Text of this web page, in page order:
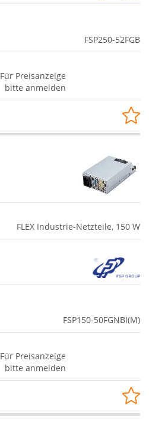
FSP250-52FGB
Für Preisanzeige
bitte anmelden
FLEX Industrie-Netzteile, 150 W
FSP150-50FGNBI(M)
Für Preisanzeige
bitte anmelden